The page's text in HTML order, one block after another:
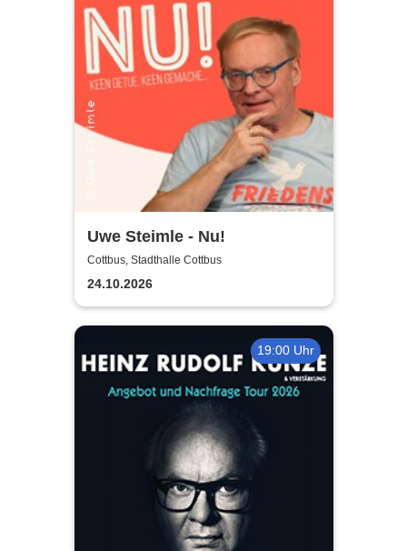
Uwe Steimle - Nu!
Cottbus, Stadthalle Cottbus
24.10.2026
19:00 Uhr